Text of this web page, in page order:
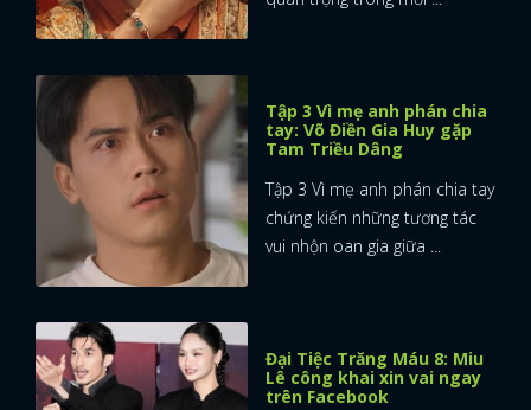
Tập 3 Vì mẹ anh phán chia
tay: Võ Điền Gia Huy gặp
Tam Triều Dâng
Tập 3 Vì mẹ anh phán chia tay
chứng kiến những tương tác
vui nhộn oan gia giữa ...
Đại Tiệc Trăng Máu 8: Miu
Lê công khai xin vai ngay
trên Facebook